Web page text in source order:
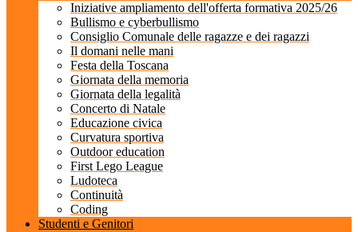
Iniziative ampliamento dell'offerta formativa 2025/26
Bullismo e cyberbullismo
Consiglio Comunale delle ragazze e dei ragazzi
Il domani nelle mani
Festa della Toscana
Giornata della memoria
Giornata della legalità
Concerto di Natale
Educazione civica
Curvatura sportiva
Outdoor education
First Lego League
Ludoteca
Continuità
Coding
Studenti e Genitori